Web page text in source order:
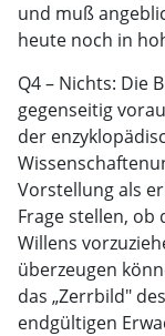
und muß
heute noch in
Q4 – Nichts: Die
gegenseitig
der
Vorstellung als
Frage stellen, ob
Willens
überzeugen
das „Zerrbild"
endgültigen